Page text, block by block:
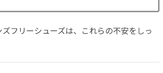
フリーシューズは、これらの不安をしっ